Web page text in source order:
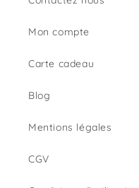
Mon compte
Carte cadeau
Blog
Mentions légales
CGV